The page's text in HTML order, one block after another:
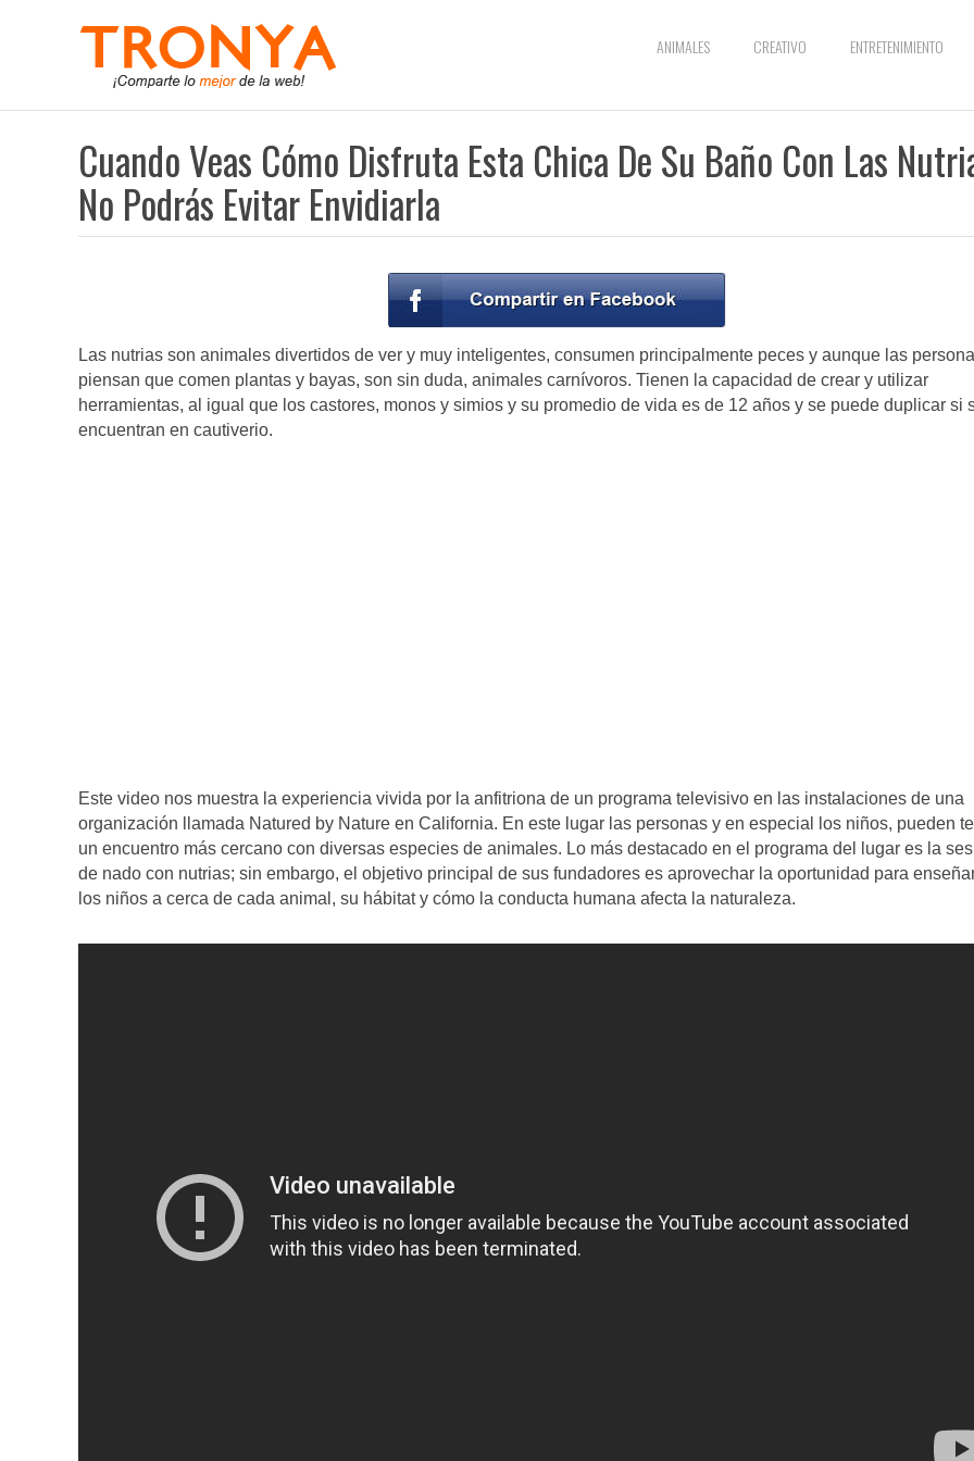
ANIMALES CREATIVO ENTRETENIMIENTO
Cuando Veas Cómo Disfruta Esta Chica De Su Baño Con Las
No Podrás Evitar Envidiarla
Las nutrias son animales divertidos de ver y muy inteligentes, consumen principalmente peces y aunque las
piensan que comen plantas y bayas, son sin duda, animales carnívoros. Tienen la capacidad de crear y utilizar
herramientas, al igual que los castores, monos y simios y su promedio de vida es de 12 años y se puede duplicar si
encuentran en cautiverio.
Este video nos muestra la experiencia vivida por la anfitriona de un programa televisivo en las instalaciones de una
organización llamada Natured by Nature en California. En este lugar las personas y en especial los niños, pueden
un encuentro más cercano con diversas especies de animales. Lo más destacado en el programa del lugar es la
de nado con nutrias; sin embargo, el objetivo principal de sus fundadores es aprovechar la oportunidad para
los niños a cerca de cada animal, su hábitat y cómo la conducta humana afecta la naturaleza.